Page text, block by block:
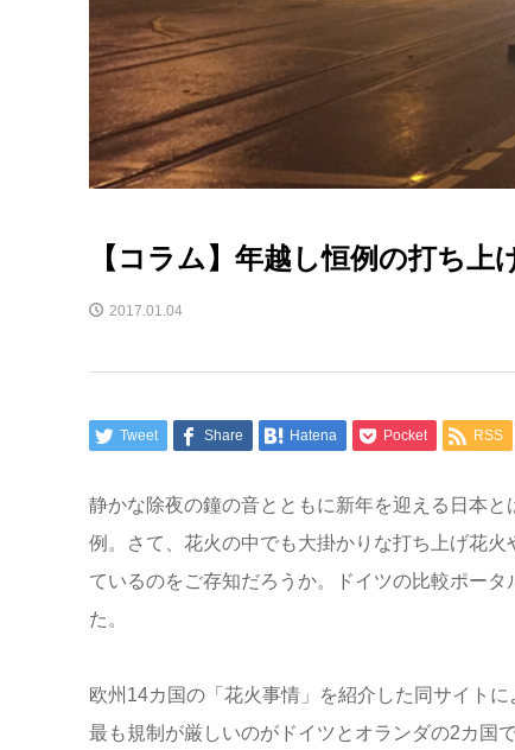
【コラム】年越し恒例の打ち
2017.01.04
Tweet Share Hatena Pocket RSS
静かな除夜の鐘の音とともに新年を迎える日本
例。さて、花火の中でも大掛かりな打ち上げ花
ているのをご存知だろうか。ドイツの比較ポー
た。
欧州14カ国の「花火事情」を紹介した同サイト
最も規制が厳しいのがドイツとオランダの2カ国